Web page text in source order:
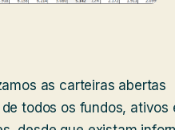
as carteiras abertas
todos os fundos, ativos